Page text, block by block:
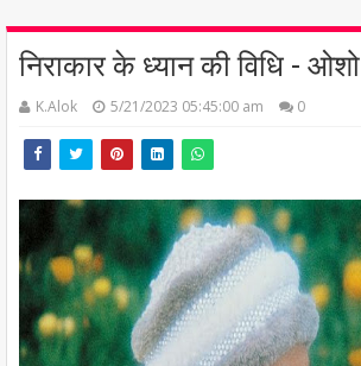
निराकार के ध्यान की विधि - ओशो
K.Alok 5/21/2023 05:45:00 am 0